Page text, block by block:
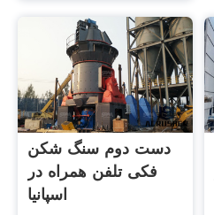
دست دوم سنگ شکن
فکی تلفن همراه در
اسپانیا